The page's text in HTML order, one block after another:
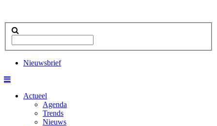
Nieuwsbrief
Actueel
Agenda
Trends
Nieuws